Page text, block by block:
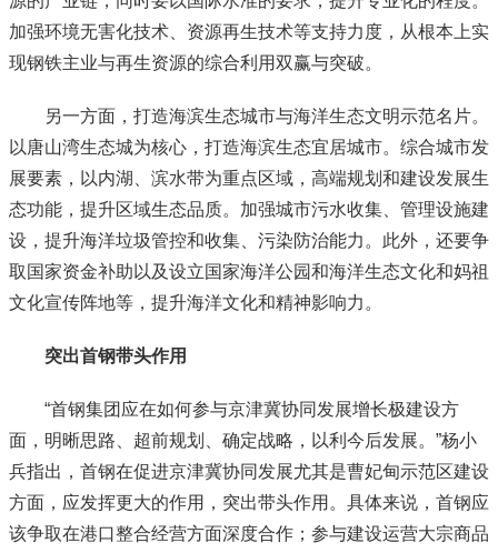
加强环境无害化技术、资源再生技术等支持力度，从根本上实
现钢铁主业与再生资源的综合利用双赢与突破。
另一方面，打造海滨生态城市与海洋生态文明示范名片。
以唐山湾生态城为核心，打造海滨生态宜居城市。综合城市发
展要素，以内湖、滨水带为重点区域，高端规划和建设发展生
态功能，提升区域生态品质。加强城市污水收集、管理设施建
设，提升海洋垃圾管控和收集、污染防治能力。此外，还要争
取国家资金补助以及设立国家海洋公园和海洋生态文化和妈祖
文化宣传阵地等，提升海洋文化和精神影响力。
突出首钢带头作用
“首钢集团应在如何参与京津冀协同发展增长极建设方
面，明晰思路、超前规划、确定战略，以利今后发展。”杨小
兵指出，首钢在促进京津冀协同发展尤其是曹妃甸示范区建设
方面，应发挥更大的作用，突出带头作用。具体来说，首钢应
该争取在港口整合经营方面深度合作；参与建设运营大宗商品